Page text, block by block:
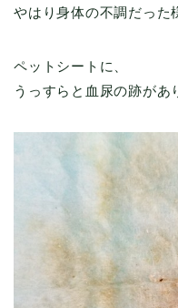
やはり身体の不調だった
ペットシートに、
うっすらと血尿の跡があ